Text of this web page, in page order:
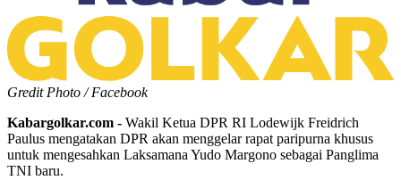
Gredit Photo / Facebook
Kabargolkar.com - Wakil Ketua DPR RI Lodewijk Freidrich
Paulus mengatakan DPR akan menggelar rapat paripurna khusus
untuk mengesahkan Laksamana Yudo Margono sebagai Panglima
TNI baru.